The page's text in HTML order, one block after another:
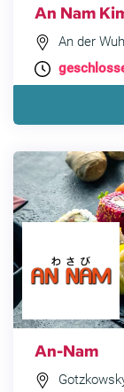
An Nam
An der
An-Nam